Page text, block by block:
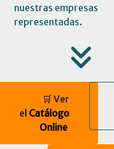
nuestras empresas
representadas.
🛒 Ver
el Catálogo
Online